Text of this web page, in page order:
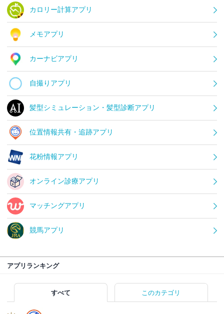
カロリー計算アプリ
メモアプリ
カーナビアプリ
自撮りアプリ
髪型シミュレーション・髪型診断アプリ
位置情報共有・追跡アプリ
花粉情報アプリ
オンライン診療アプリ
マッチングアプリ
競馬アプリ
アプリランキング
すべて このカテゴリ